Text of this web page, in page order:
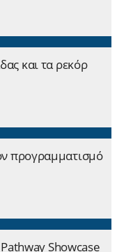
και τα ρεκόρ
προγραμματισμό
Showcase